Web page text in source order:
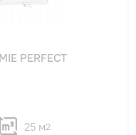
PERFECT
25 м2